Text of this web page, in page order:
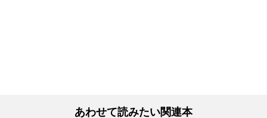
あわせて読みたい関連本